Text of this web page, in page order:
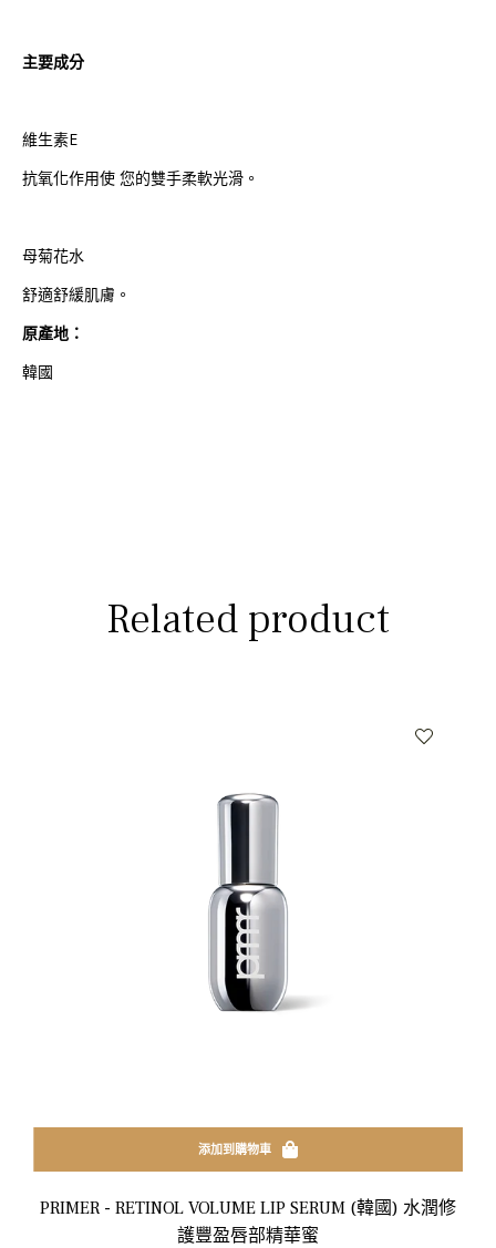
主要成分
維生素E
抗氧化作用使 您的雙手柔軟光滑。
母菊花水
舒適舒緩肌膚。
原產地：
韓國
Related product
添加到購物車
PRIMER - RETINOL VOLUME LIP SERUM (韓國) 水潤修
護豐盈唇部精華蜜